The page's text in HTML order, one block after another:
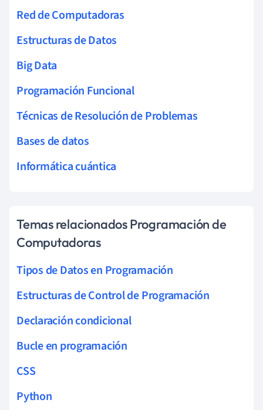
Red de Computadoras
Estructuras de Datos
Big Data
Programación Funcional
Técnicas de Resolución de Problemas
Bases de datos
Informática cuántica
Temas relacionados Programación de
Computadoras
Tipos de Datos en Programación
Estructuras de Control de Programación
Declaración condicional
Bucle en programación
CSS
Python